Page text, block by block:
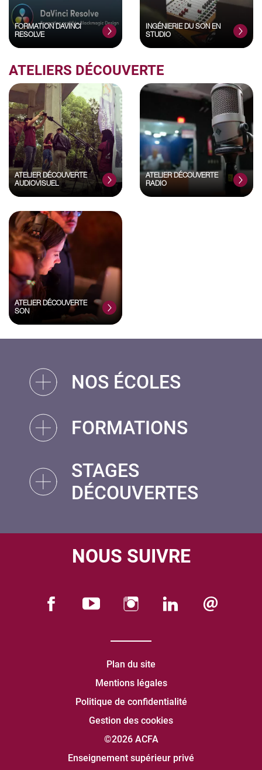
FORMATION DAVINCI
RESOLVE
INGÉNIERIE DU SON EN
STUDIO
ATELIERS DÉCOUVERTE
ATELIER DÉCOUVERTE
AUDIOVISUEL
ATELIER DÉCOUVERTE
RADIO
ATELIER DÉCOUVERTE
SON
NOS ÉCOLES
FORMATIONS
STAGES
DÉCOUVERTES
NOUS SUIVRE
Plan du site
Mentions légales
Politique de confidentialité
Gestion des cookies
©2026 ACFA
Enseignement supérieur privé